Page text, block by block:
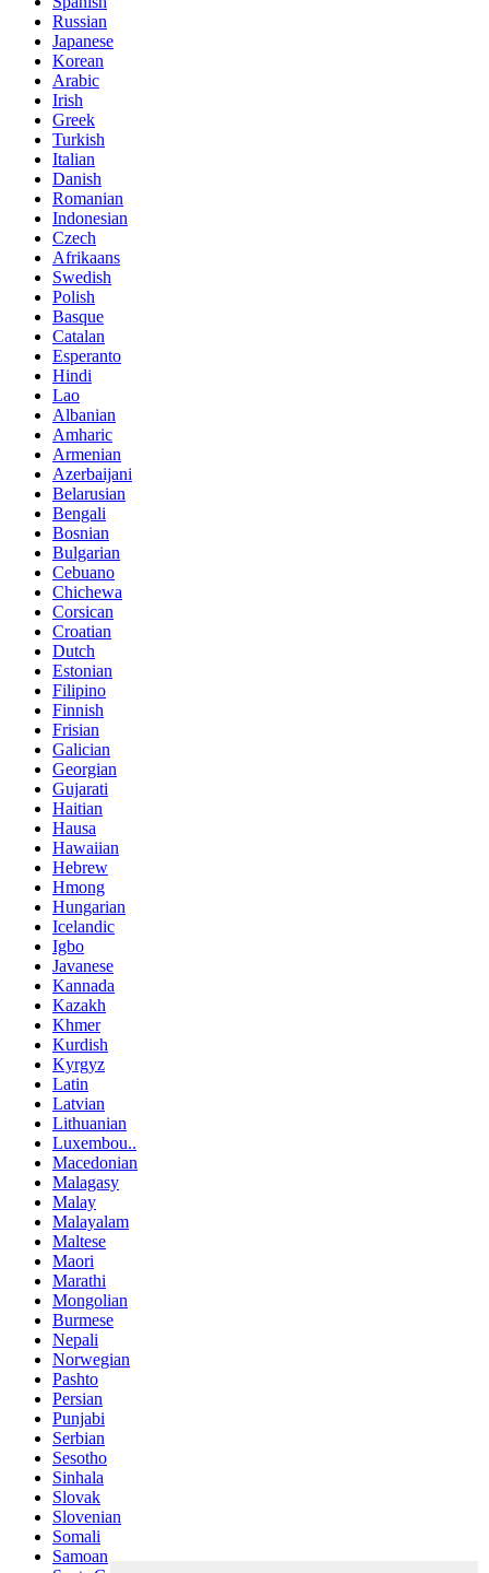
Russian
Japanese
Korean
Arabic
Irish
Greek
Turkish
Italian
Danish
Romanian
Indonesian
Czech
Afrikaans
Swedish
Polish
Basque
Catalan
Esperanto
Hindi
Lao
Albanian
Amharic
Armenian
Azerbaijani
Belarusian
Bengali
Bosnian
Bulgarian
Cebuano
Chichewa
Corsican
Croatian
Dutch
Estonian
Filipino
Finnish
Frisian
Galician
Georgian
Gujarati
Haitian
Hausa
Hawaiian
Hebrew
Hmong
Hungarian
Icelandic
Igbo
Javanese
Kannada
Kazakh
Khmer
Kurdish
Kyrgyz
Latin
Latvian
Lithuanian
Luxembou..
Macedonian
Malagasy
Malay
Malayalam
Maltese
Maori
Marathi
Mongolian
Burmese
Nepali
Norwegian
Pashto
Persian
Punjabi
Serbian
Sesotho
Sinhala
Slovak
Slovenian
Somali
Samoan